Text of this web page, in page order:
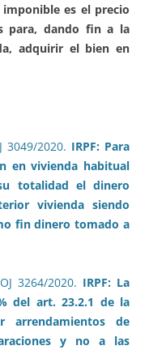
es el precio
para, dando fin a la
adquirir el bien en
3049/2020. IRPF: Para
en vivienda habitual
totalidad el dinero
vivienda siendo
fin dinero tomado a
3264/2020. IRPF: La
del art. 23.2.1 de la
arrendamientos de
y no a las